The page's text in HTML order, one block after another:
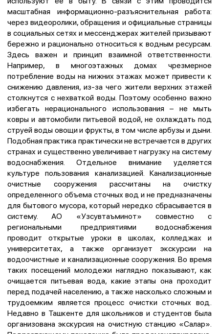
масштабная информационно-разъяснительная работа:
через видеоролики, обращения и официальные страницы
в социальных сетях и мессенджерах жителей призывают
бережно и рационально относиться к водным ресурсам.
Здесь важен и принцип взаимной ответственности.
Например, в многоэтажных домах чрезмерное
потребление воды на нижних этажах может привести к
снижению давления, из-за чего жители верхних этажей
столкнутся с нехваткой воды. Поэтому особенно важно
избегать нерационального использования – не мыть
ковры и автомобили питьевой водой, не охлаждать под
струей воды овощи и фрукты, в том числе арбузы и дыни.
Подобная практика практически не встречается в других
странах и существенно увеличивает нагрузку на систему
водоснабжения. Отдельное внимание уделяется
культуре пользования канализацией. Канализационные
очистные сооружения рассчитаны на очистку
определенного объема сточных вод и не предназначены
для бытового мусора, который нередко сбрасывается в
систему. АО «Узсувтаъминот» совместно с
региональными предприятиями водоснабжения
проводит открытые уроки в школах, колледжах и
университетах, а также организует экскурсии на
водоочистные и канализационные сооружения. Во время
таких посещений молодежи наглядно показывают, как
очищается питьевая вода, какие этапы она проходит
перед подачей населению, а также насколько сложным и
трудоемким является процесс очистки сточных вод.
Недавно в Ташкенте для школьников и студентов была
организована экскурсия на очистную станцию «Салар».